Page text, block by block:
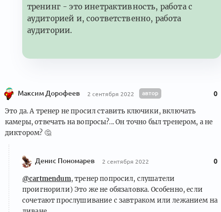
тренинг - это инетрактивность, работа с
аудиторией и, соответственно, работа
аудитории.
Максим Дорофеев 2 сентября 2022 автор 0
Это да. А тренер не просил ставить ключики, включать
камеры, отвечать на вопросы?... Он точно был тренером, а не
диктором? 🤔
Денис Пономарев 2 сентября 2022 0
@cartmendum, тренер попросил, слушатели
проигнорили) Это же не обязаловка. Особенно, если
сочетают прослушивание с завтраком или лежанием на